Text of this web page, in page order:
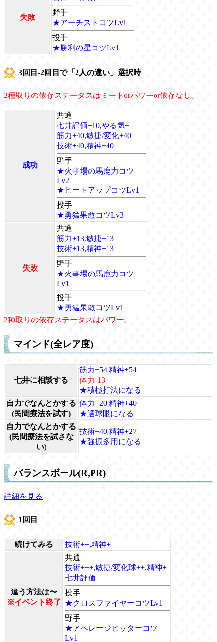
失敗
野手
★アーチストコツLv1
投手
★勝利の星コツLv1
3回目-2回目で「2人の違い」選択時
2種取りの依存ステータスはミートorパワーor依存なし。
成功
共通
七井評価+10,やる気+
筋力+40,敏捷/変化+40
技術+40,精神+40
野手
★火事場の馬鹿力コツ
Lv2
★ヒートアップコツLv1
投手
★勇猛果敢コツLv3
失敗
共通
筋力+13,敏捷+13
技術+13,精神+13
野手
★火事場の馬鹿力コツ
Lv1
投手
★勇猛果敢コツLv1
2種取りの依存ステータスはパワー。
マインド(全レア度)
七井に相談する
筋力+54,精神+54
体力-13
★積極打法になる
自力でなんとかする
(民間療法を試す)
体力+20,精神+40
★選球眼になる
自力でなんとかする
(民間療法を試さな
い)
技術+40,精神+27
★強振多用になる
バランスボール(R,PR)
詳細を見る
1回目
続けてみる 技術++,精神+
違う方法は〜
※イベント終了
共通
技術+++,敏捷/変化球++,精神+
七井評価+
投手
★クロスファイヤーコツLv1
野手
★アベレージヒッターコツ
Lv1